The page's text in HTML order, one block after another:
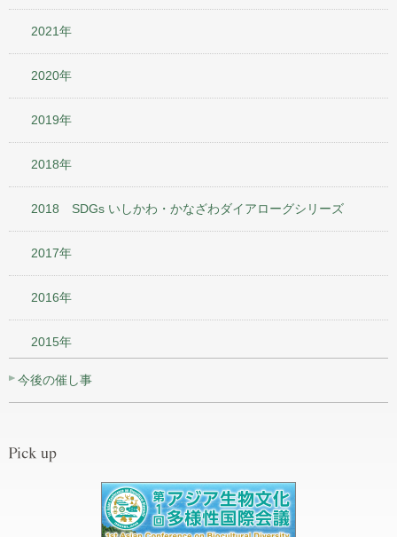
2021年
2020年
2019年
2018年
2018 SDGs いしかわ・かなざわダイアローグシリーズ
2017年
2016年
2015年
今後の催し事